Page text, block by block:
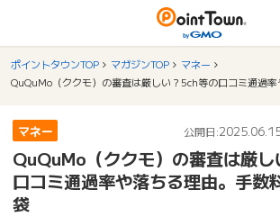
ポイントタウンTOP マガジンTOP
マネー
マネー 公開日:
QuQuMo（ククモ）の審査は厳
口コミ通過率や落ちる理由。手数
袋